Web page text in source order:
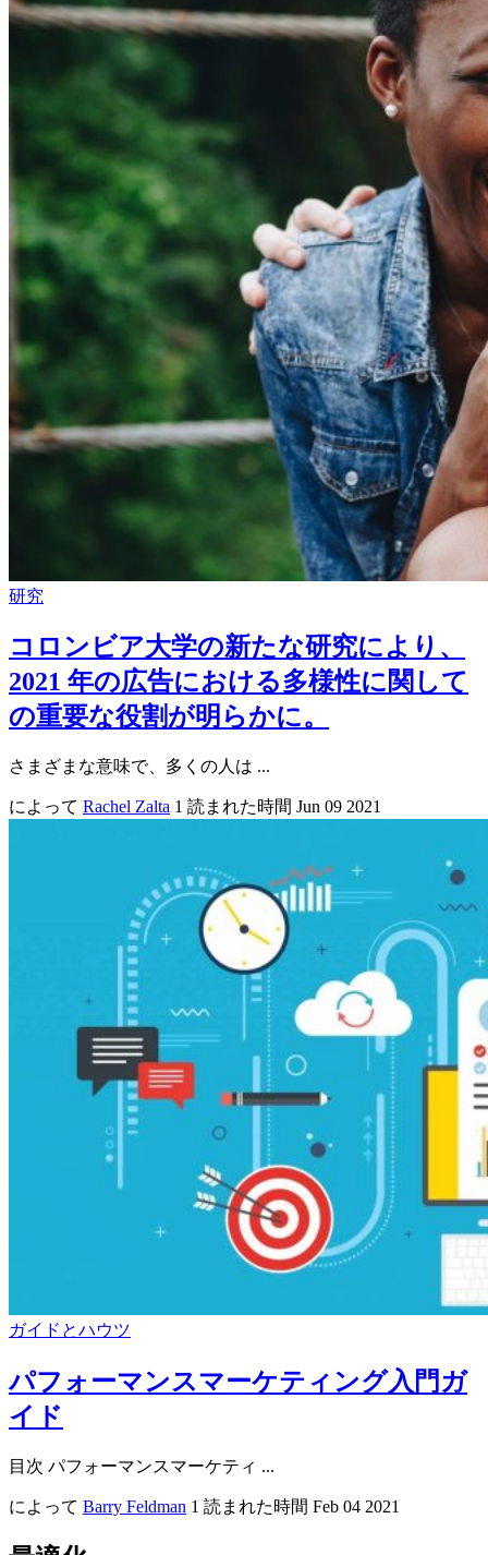
研究
コロンビア大学の新たな研究により、
2021 年の広告における多様性に関して
の重要な役割が明らかに。
さまざまな意味で、多くの人は ...
によって Rachel Zalta 1 読まれた時間 Jun 09 2021
ガイドとハウツ
パフォーマンスマーケティング入門ガ
イド
目次 パフォーマンスマーケティ ...
によって Barry Feldman 1 読まれた時間 Feb 04 2021